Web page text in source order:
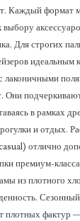
Каждый формат
выбору
Для строгих
идеальным
лаконичными
Они
в рамках
и отдых.
отлично
премиум-
из плотного
плотных фактур